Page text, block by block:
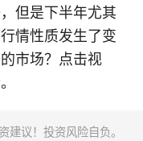
但是下半年尤其
情性质发生了变
市场？点击视
建议！投资风险自负。